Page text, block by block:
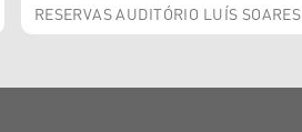
RESERVAS AUDITÓRIO LUÍS SOARES